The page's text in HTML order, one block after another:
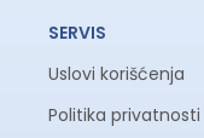
SERVIS
Uslovi korišćenja
Politika privatnosti